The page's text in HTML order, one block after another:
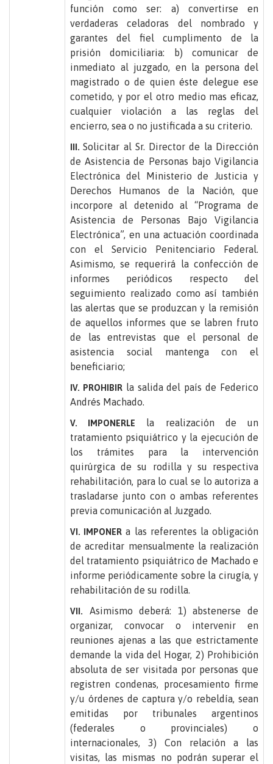
función como ser: a) convertirse en
verdaderas celadoras del nombrado y
garantes del fiel cumplimento de la
prisión domiciliaria: b) comunicar de
inmediato al juzgado, en la persona del
magistrado o de quien éste delegue ese
cometido, y por el otro medio mas eficaz,
cualquier violación a las reglas del
encierro, sea o no justificada a su criterio.
III.Solicitar al Sr. Director de la Dirección
de Asistencia de Personas bajo Vigilancia
Electrónica del Ministerio de Justicia y
Derechos Humanos de la Nación, que
incorpore al detenido al “Programa de
Asistencia de Personas Bajo Vigilancia
Electrónica”, en una actuación coordinada
con el Servicio Penitenciario Federal.
Asimismo, se requerirá la confección de
informes periódicos respecto del
seguimiento realizado como así también
las alertas que se produzcan y la remisión
de aquellos informes que se labren fruto
de las entrevistas que el personal de
asistencia social mantenga con el
beneficiario;
IV. PROHIBIRla salida del país de Federico
Andrés Machado.
V. IMPONERLE
la realización de un
tratamiento psiquiátrico y la ejecución de
los trámites para la intervención
quirúrgica de su rodilla y su respectiva
rehabilitación, para lo cual se lo autoriza a
trasladarse junto con o ambas referentes
previa comunicación al Juzgado.
VI. IMPONER a las referentes la obligación
de acreditar mensualmente la realización
del tratamiento psiquiátrico de Machado e
informe periódicamente sobre la cirugía, y
rehabilitación de su rodilla.
VII.
Asimismo deberá: 1) abstenerse de
organizar, convocar o intervenir en
reuniones ajenas a las que estrictamente
demande la vida del Hogar, 2) Prohibición
absoluta de ser visitada por personas que
registren condenas, procesamiento firme
y/u órdenes de captura y/o rebeldía, sean
emitidas por tribunales argentinos
(federales o provinciales) o
internacionales, 3) Con relación a las
visitas, las mismas no podrán superar el